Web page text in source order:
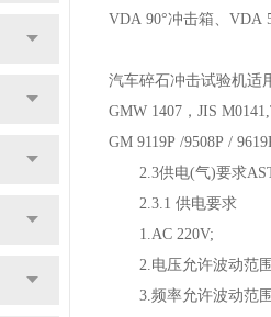
VDA 90°冲击箱、VDA
汽车碎石冲击试验机适
GMW 1407，JIS
GM 9119P /9508P /
2.3供电(气)要求
2.3.1 供电要求
1.AC 220V;
2.电压允许波动范围
3.频率允许波动范围